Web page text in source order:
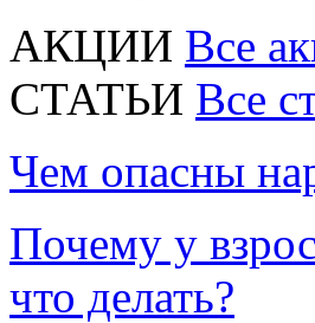
АКЦИИ Все
CТАТЬИ Все
Чем опасны
Почему у
что делать?